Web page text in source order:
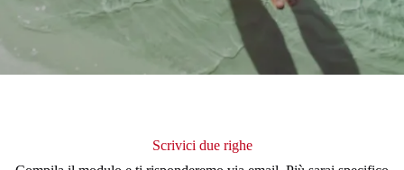
Scrivici due righe